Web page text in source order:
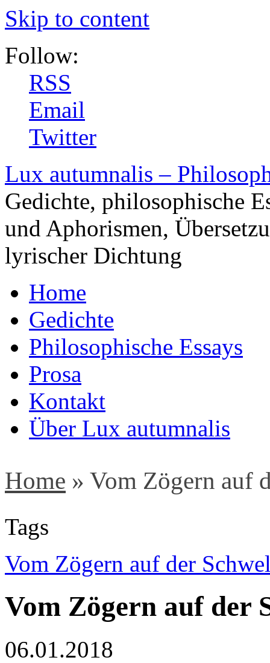
Skip to content
Follow:
RSS
Email
Twitter
Lux autumnalis –
Gedichte, philosophische
und Aphorismen,
lyrischer Dichtung
Home
Gedichte
Philosophische Essays
Prosa
Kontakt
Über Lux autumnalis
Home » Vom Zögern auf
Tags
Vom Zögern auf der
Vom Zögern auf der
06.01.2018